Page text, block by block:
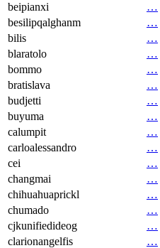
beipianxi
…
besilipqalghanm
…
bilis
…
blaratolo
…
bommo
…
bratislava
…
budjetti
…
buyuma
…
calumpit
…
carloalessandro
…
cei
…
changmai
…
chihuahuaprickl
…
chumado
…
cjkunifiedideog
…
clarionangelfis
…